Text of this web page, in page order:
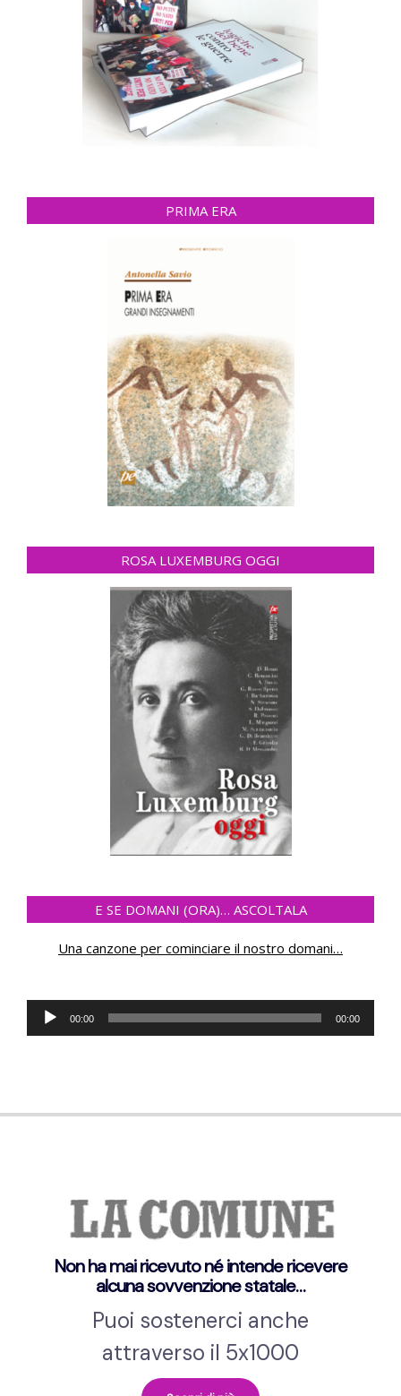
PRIMA ERA
ROSA LUXEMBURG OGGI
E SE DOMANI (ORA)… ASCOLTALA
Una canzone per cominciare il nostro domani…
Lecteur
audio
00:00 00:00
Non ha mai ricevuto né intende ricevere
alcuna sovvenzione statale…
Puoi sostenerci anche
attraverso il 5x1000